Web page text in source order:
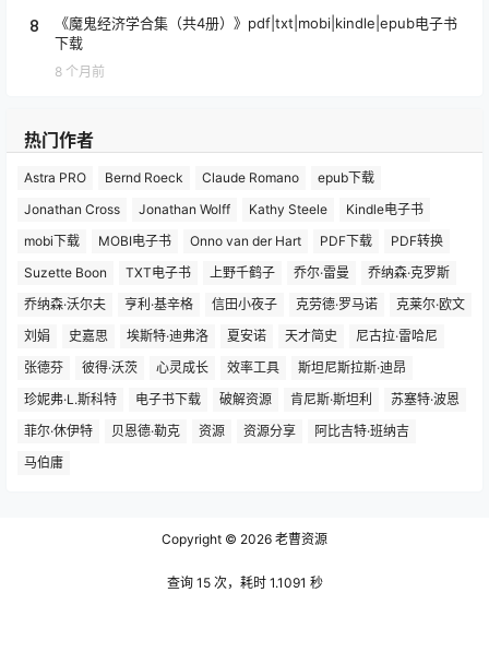
8
《魔鬼经济学合集（共4册）》pdf|txt|mobi|kindle|epub电子书
下载
8 个月前
热门作者
Astra PRO Bernd Roeck Claude Romano
epub下载
Jonathan Cross
Jonathan Wolff Kathy Steele
Kindle电子书
mobi下载
MOBI电子书 Onno van der Hart PDF下载
PDF转换
Suzette Boon
TXT电子书 上野千鹤子 乔尔·雷曼
乔纳森·克罗斯
乔纳森·沃尔夫
亨利·基辛格 信田小夜子 克劳德·罗马诺
克莱尔·欧文
刘娟
史嘉思 埃斯特·迪弗洛 夏安诺 天才简史
尼古拉·雷哈尼
张德芬
彼得·沃茨 心灵成长 效率工具
斯坦尼斯拉斯·迪昂
珍妮弗·L.斯科特
电子书下载 破解资源 肯尼斯·斯坦利
苏塞特·波恩
菲尔·休伊特
贝恩德·勒克 资源 资源分享
阿比吉特·班纳吉
马伯庸
Copyright © 2026 老曹资源
查询 15 次，耗时 1.1091 秒